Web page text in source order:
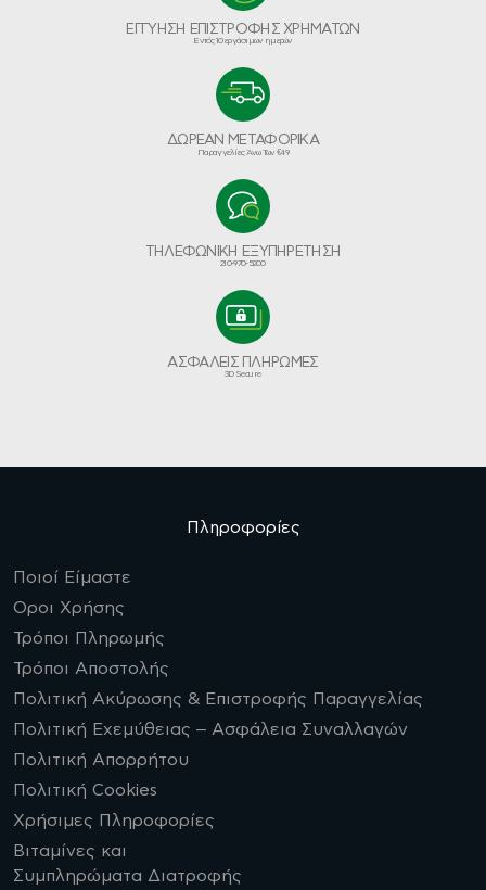
ΕΓΓΥΗΣΗ ΕΠΙΣΤΡΟΦΗΣ ΧΡΗΜΑΤΩΝ
Εντός 10 εργάσιμων ημερών
ΔΩΡΕΑΝ ΜΕΤΑΦΟΡΙΚΑ
Παραγγελίες Άνω Των €49
ΤΗΛΕΦΩΝΙΚΗ ΕΞΥΠΗΡΕΤΗΣΗ
210-970-5200
ΑΣΦΑΛΕΙΣ ΠΛΗΡΩΜΕΣ
3D Secure
Πληροφορίες
Ποιοί Είμαστε
Οροι Χρήσης
Τρόποι Πληρωμής
Τρόποι Αποστολής
Πολιτική Ακύρωσης & Επιστροφής Παραγγελίας
Πολιτική Εχεμύθειας – Ασφάλεια Συναλλαγών
Πολιτική Απορρήτου
Πολιτική Cookies
Χρήσιμες Πληροφορίες
Βιταμίνες και
Συμπληρώματα Διατροφής